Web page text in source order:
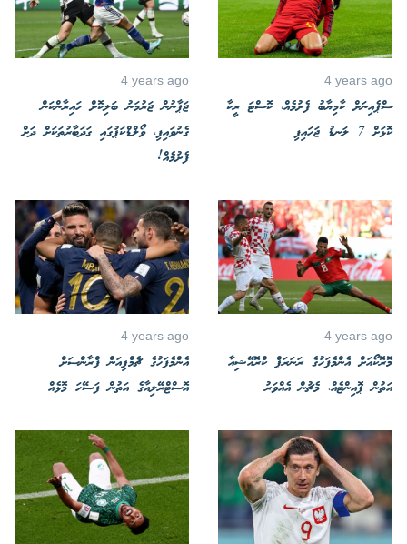
4 years ago
ސްޕެއިނަށް ކާމިޔާބު ފެށުމެއް، ކޮސްޓަ ރީކާ
ކޮޅަށް 7 ލަނޑު ޖަހައިފި
4 years ago
ޖަޕާނުން ޖަރުމަނު ބަލިކޮށް ހައިރާންކަން
ގެނުވައިފި، ވޯލްޑްކަޕުގައި ގަދަބާރުތަކަށް ދަށް
ފެށުމެއް!
4 years ago
މޮރޮކޯއަށް އެންމެފަހުގެ ރަނަރަޕް ކްރޮއޭޝިއާ
އަތުން ޕޮއިންޓެއް، މެޗުން އެއްވަރު
4 years ago
އެންމެފަހުގެ ޗެމްޕިއަން ފްރާންސަށް
އޮސްޓްރޭލިއާގެ އަތުން ފަސޭހަ މޮޅެއް